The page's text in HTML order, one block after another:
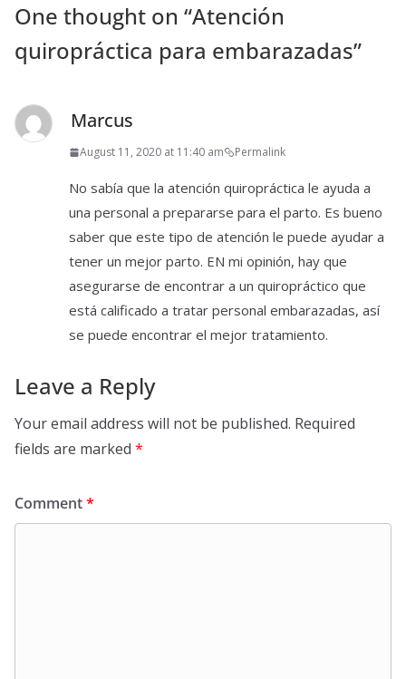
One thought on “Atención
quiropráctica para embarazadas”
Marcus
August 11, 2020 at 11:40 am Permalink
No sabía que la atención quiropráctica le ayuda a
una personal a prepararse para el parto. Es bueno
saber que este tipo de atención le puede ayudar a
tener un mejor parto. EN mi opinión, hay que
asegurarse de encontrar a un quiropráctico que
está calificado a tratar personal embarazadas, así
se puede encontrar el mejor tratamiento.
Leave a Reply
Your email address will not be published. Required
fields are marked *
Comment*